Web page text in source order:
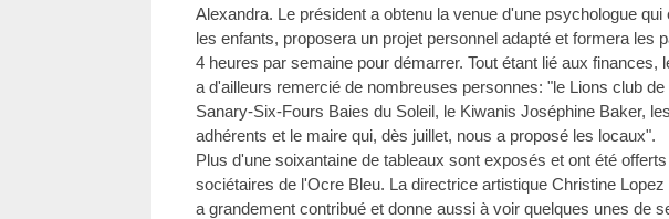
Alexandra. Le président a obtenu la venue d'une psychologue qui
les enfants, proposera un projet personnel adapté et formera les
4 heures par semaine pour démarrer. Tout étant lié aux finances,
a d'ailleurs remercié de nombreuses personnes: "le Lions club de
Sanary-Six-Fours Baies du Soleil, le Kiwanis Joséphine Baker,
adhérents et le maire qui, dès juillet, nous a proposé les locaux".
Plus d'une soixantaine de tableaux sont exposés et ont été
sociétaires de l'Ocre Bleu. La directrice artistique Christine
a grandement contribué et donne aussi à voir quelques unes de